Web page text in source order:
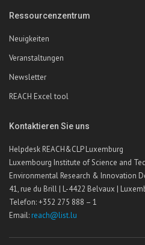
Ressourcenzentrum
Neuigkeiten
Veranstaltungen
Newsletter
REACH Excel tool
Kontaktieren Sie uns
Helpdesk REACH&CLP Luxemburg
Luxembourg Institute of Science and
Environmental Research & Innovation
41, rue du Brill | L-4422 Belvaux |
Telefon: +352 275 888 – 1
Email: reach@list.lu